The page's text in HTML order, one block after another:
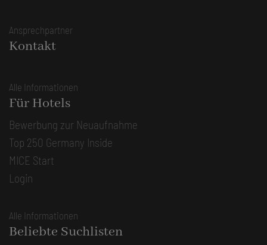
Ansprechpartner
Kontakt
Alle Informationen
Für Hotels
Bewerbung zur Neuaufnahme
Top 250 Germany Inside
MICE Start
Login
Alle Informationen
Beliebte Suchlisten